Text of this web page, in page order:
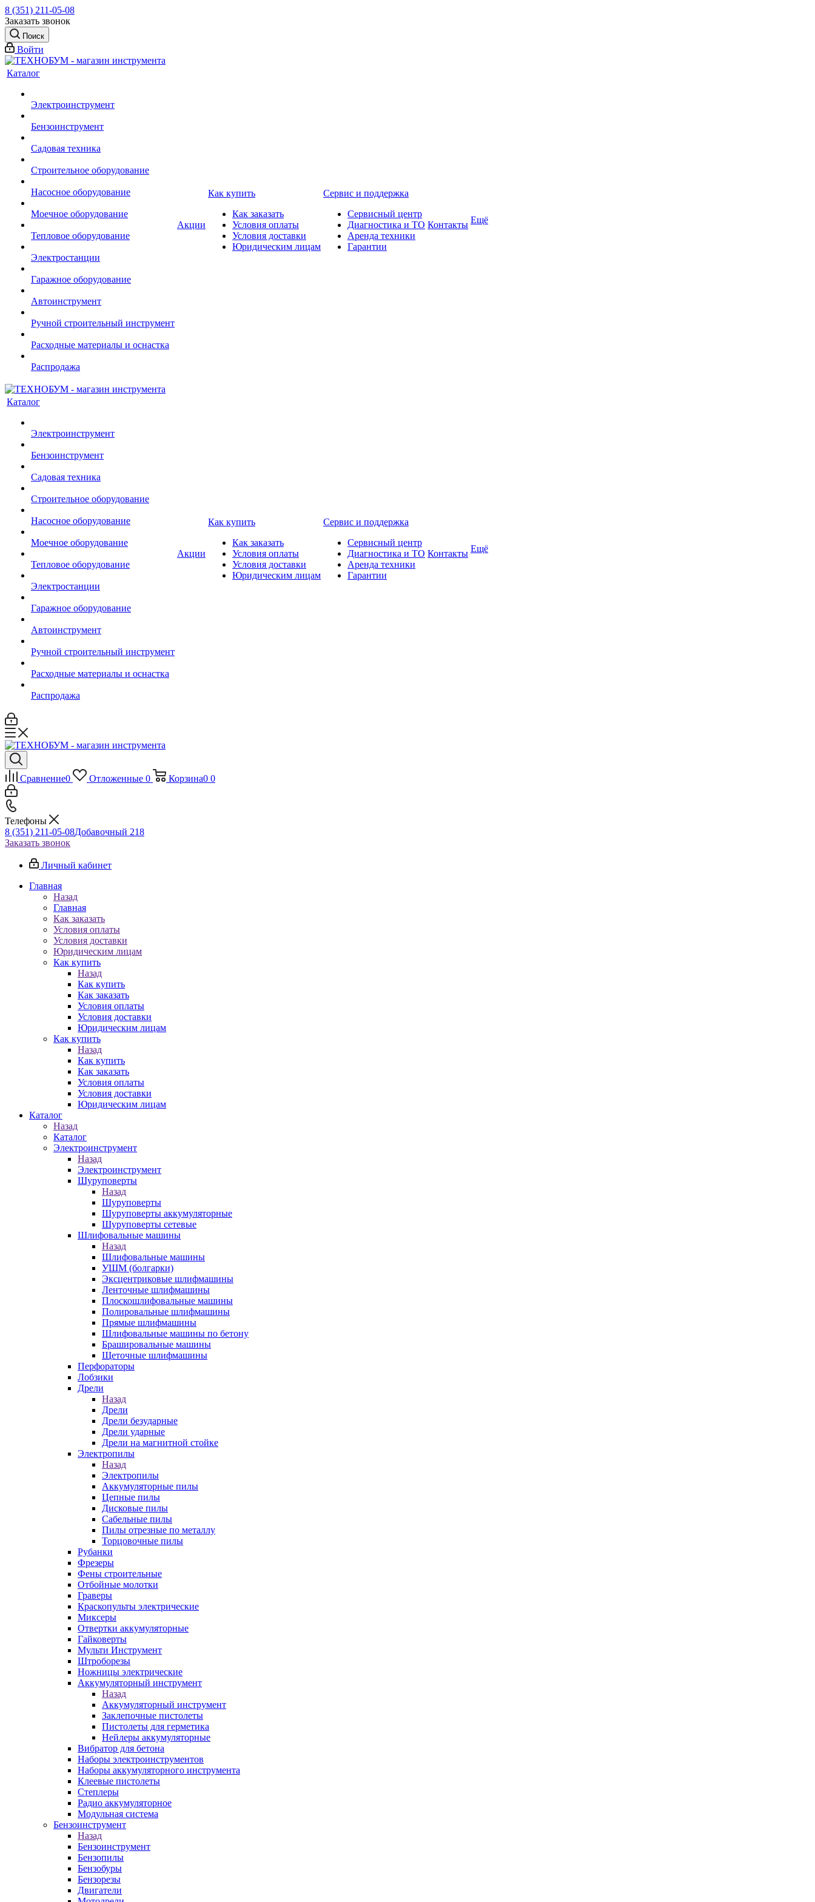
8 (351) 211-05-08
Заказать звонок
Поиск
Войти
Каталог
Электроинструмент
Бензоинструмент
Садовая техника
Строительное оборудование
Насосное оборудование
Моечное оборудование
Тепловое оборудование
Электростанции
Гаражное оборудование
Автоинструмент
Ручной строительный инструмент
Расходные материалы и оснастка
Распродажа
Акции
Как купить
Как заказать
Условия оплаты
Условия доставки
Юридическим лицам
Сервис и поддержка
Сервисный центр
Диагностика и ТО
Аренда техники
Гарантии
Контакты Ещё
Каталог
Электроинструмент
Бензоинструмент
Садовая техника
Строительное оборудование
Насосное оборудование
Моечное оборудование
Тепловое оборудование
Электростанции
Гаражное оборудование
Автоинструмент
Ручной строительный инструмент
Расходные материалы и оснастка
Распродажа
Акции
Как купить
Как заказать
Условия оплаты
Условия доставки
Юридическим лицам
Сервис и поддержка
Сервисный центр
Диагностика и ТО
Аренда техники
Гарантии
Контакты Ещё
Сравнение0 Отложенные 0 Корзина0 0
Телефоны
8 (351) 211-05-08Добавочный 218
Заказать звонок
Личный кабинет
Главная
Назад
Главная
Как заказать
Условия оплаты
Условия доставки
Юридическим лицам
Как купить
Назад
Как купить
Как заказать
Условия оплаты
Условия доставки
Юридическим лицам
Как купить
Назад
Как купить
Как заказать
Условия оплаты
Условия доставки
Юридическим лицам
Каталог
Назад
Каталог
Электроинструмент
Назад
Электроинструмент
Шуруповерты
Назад
Шуруповерты
Шуруповерты аккумуляторные
Шуруповерты сетевые
Шлифовальные машины
Назад
Шлифовальные машины
УШМ (болгарки)
Эксцентриковые шлифмашины
Ленточные шлифмашины
Плоскошлифовальные машины
Полировальные шлифмашины
Прямые шлифмашины
Шлифовальные машины по бетону
Брашировальные машины
Щеточные шлифмашины
Перфораторы
Лобзики
Дрели
Назад
Дрели
Дрели безударные
Дрели ударные
Дрели на магнитной стойке
Электропилы
Назад
Электропилы
Аккумуляторные пилы
Цепные пилы
Дисковые пилы
Сабельные пилы
Пилы отрезные по металлу
Торцовочные пилы
Рубанки
Фрезеры
Фены строительные
Отбойные молотки
Граверы
Краскопульты электрические
Миксеры
Отвертки аккумуляторные
Гайковерты
Мульти Инструмент
Штроборезы
Ножницы электрические
Аккумуляторный инструмент
Назад
Аккумуляторный инструмент
Заклепочные пистолеты
Пистолеты для герметика
Нейлеры аккумуляторные
Вибратор для бетона
Наборы электроинструментов
Наборы аккумуляторного инструмента
Клеевые пистолеты
Степлеры
Радио аккумуляторное
Модульная система
Бензоинструмент
Назад
Бензоинструмент
Бензопилы
Бензобуры
Бензорезы
Двигатели